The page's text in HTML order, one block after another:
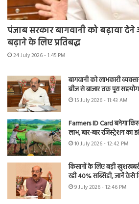
पंजाब सरकार बागवानी को बढ़ावा
बढ़ाने के लिए प्रतिबद्ध
24 July 2026 - 1:45 PM
बागवानी को लाभकारी
बीज से बाजार तक पूरा
15 July 2026 - 11:43 AM
Farmers ID Card बनेगा
लाभ, बार-बार रजिस्ट्रेशन
10 July 2026 - 12:42 PM
किसानों के लिए बड़ी
रही 40% सब्सिडी, जानें कैसे
9 July 2026 - 12:46 PM